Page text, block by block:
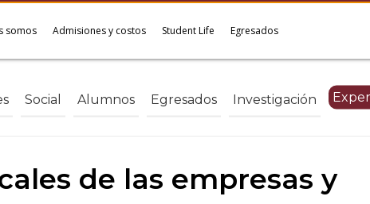
somos Admisiones y costos Student Life Egresados
Social Alumnos Egresados Investigación
de las empresas y